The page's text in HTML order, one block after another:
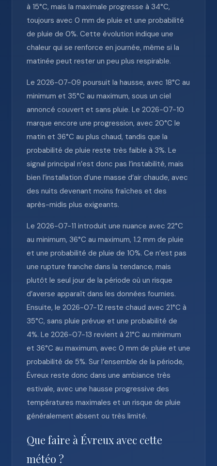
à 15°C, mais la maximale progresse à 34°C,
toujours avec 0 mm de pluie et une probabilité
de pluie de 0%. Cette évolution indique une
chaleur qui se renforce en journée, même si la
matinée peut rester un peu plus respirable.
Le 2026-07-09 poursuit la hausse, avec 18°C au
minimum et 35°C au maximum, sous un ciel
annoncé couvert et sans pluie. Le 2026-07-10
marque encore une progression, avec 20°C le
matin et 36°C au plus chaud, tandis que la
probabilité de pluie reste très faible à 3%. Le
signal principal n’est donc pas l’instabilité, mais
bien l’installation d’une masse d’air chaude, avec
des nuits devenant moins fraîches et des
après-midis plus exigeants.
Le 2026-07-11 introduit une nuance avec 22°C
au minimum, 36°C au maximum, 1.2 mm de pluie
et une probabilité de pluie de 10%. Ce n’est pas
une rupture franche dans la tendance, mais
plutôt le seul jour de la période où un risque
d’averse apparaît dans les données fournies.
Ensuite, le 2026-07-12 reste chaud avec 21°C à
35°C, sans pluie prévue et une probabilité de
4%. Le 2026-07-13 revient à 21°C au minimum
et 36°C au maximum, avec 0 mm de pluie et une
probabilité de 5%. Sur l’ensemble de la période,
Évreux reste donc dans une ambiance très
estivale, avec une hausse progressive des
températures maximales et un risque de pluie
généralement absent ou très limité.
Que faire à Évreux avec cette
météo ?